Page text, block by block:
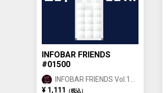
INFOBAR FRIENDS
#01500
INFOBAR FRIENDS Vol.1
ANNIN ①
¥ 1,111 （税込）